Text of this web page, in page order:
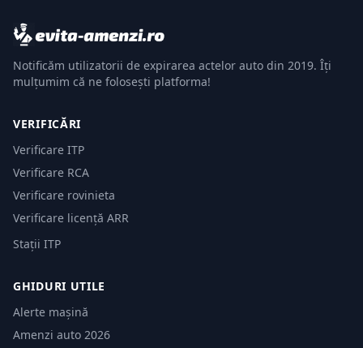
Notificăm utilizatorii de expirarea actelor auto din 2019. Îți
mulțumim că ne folosești platforma!
VERIFICĂRI
Verificare ITP
Verificare RCA
Verificare rovinieta
Verificare licență ARR
Stații ITP
GHIDURI UTILE
Alerte mașină
Amenzi auto 2026